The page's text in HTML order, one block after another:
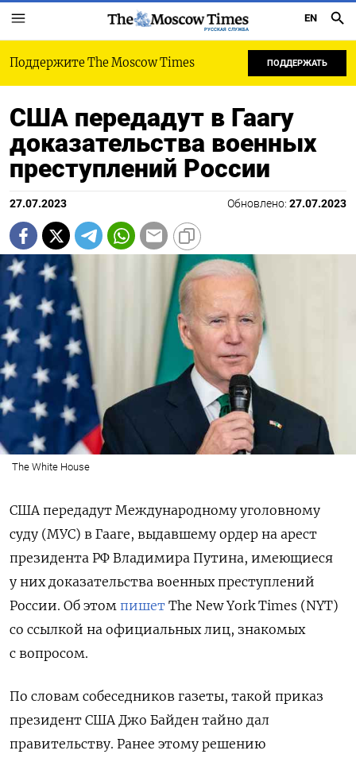
РУССКАЯ СЛУЖБА
EN
Поддержите The Moscow Times ПОДДЕРЖАТЬ
США передадут в Гаагу
доказательства военных
преступлений России
27.07.2023 Обновлено: 27.07.2023
The White House
США передадут Международному уголовному
суду (МУС) в Гааге, выдавшему ордер на арест
президента РФ Владимира Путина, имеющиеся
у них доказательства военных преступлений
России. Об этом пишет The New York Times (NYT)
со ссылкой на официальных лиц, знакомых
с вопросом.
По словам собеседников газеты, такой приказ
президент США Джо Байден тайно дал
правительству. Ранее этому решению